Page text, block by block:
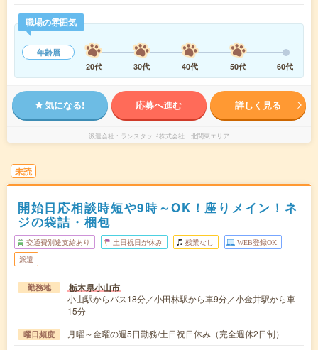
職場の雰囲気
年齢層
20代
30代 40代 50代 60代
気になる! 応募へ進む 詳しく見る
派遣会社 ランスタッド株式会社 北関東エリア
未読
開始日応相談時短や9時～OK！座りメイン！ネ
ジの袋詰・梱包
交通費別途支給あり 土日祝日が休み 残業なし WEB登録OK
派遣
勤務地 栃木県小山市
小山駅からバス18分／小田林駅から車9分／小金井駅から車
15分
曜日頻度 月曜～金曜の週5日勤務/土日祝日休み（完全週休2日制）